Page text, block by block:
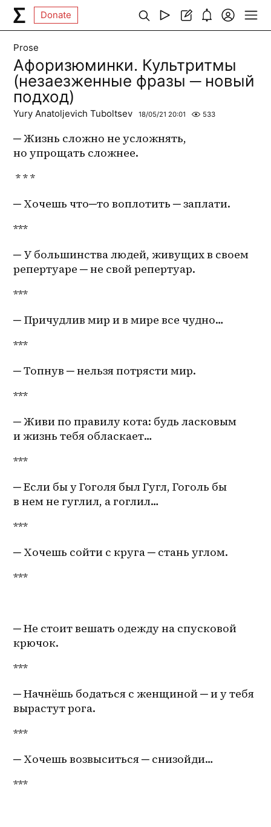
Donate
Prose
Афоризюминки. Культритмы
(незаезженные фразы ─ новый
подход)
Yury Anatoljevich Tuboltsev 18/05/21 20:01 533
─ Жизнь сложно не усложнять,
но упрощать сложнее.
* * *
─ Хочешь что─то воплотить ─ заплати.
***
─ У большинства людей, живущих в своем
репертуаре ─ не свой репертуар.
***
─ Причудлив мир и в мире все чудно…
***
─ Топнув ─ нельзя потрясти мир.
***
─ Живи по правилу кота: будь ласковым
и жизнь тебя обласкает…
***
─ Если бы у Гоголя был Гугл, Гоголь бы
в нем не гуглил, а гоглил…
***
─ Хочешь сойти с круга ─ стань углом.
***
─ Не стоит вешать одежду на спусковой
крючок.
***
─ Начнёшь бодаться с женщиной ─ и у тебя
вырастут рога.
***
─ Хочешь возвыситься ─ снизойди…
***